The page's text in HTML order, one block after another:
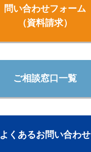
問い合わせフォーム
（資料請求）
ご相談窓口一覧
よくあるお問い合わせ